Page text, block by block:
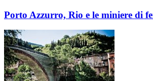
Porto Azzurro, Rio e le miniere di